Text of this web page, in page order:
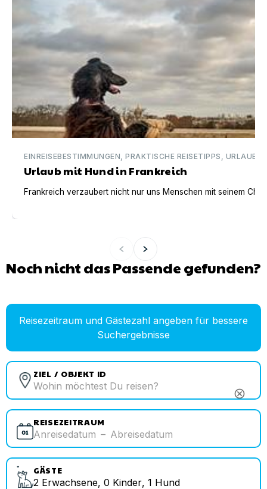
EINREISEBESTIMMUNGEN, PRAKTISCHE REISETIPPS,
Urlaub mit Hund in Frankreich
Frankreich verzaubert nicht nur uns Menschen mit seinem
Noch nicht das Passende gefunden?
Reisezeitraum und Gästezahl angeben für bessere
Suchergebnisse
ZIEL / OBJEKT ID
cancel
REISEZEITRAUM
Anreisedatum – Abreisedatum
GÄSTE
2 Erwachsene, 0 Kinder, 1 Hund